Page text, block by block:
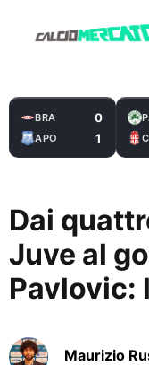
BRA 0
APO 1
Dai
Juve al
Pavlovic:
Maurizio